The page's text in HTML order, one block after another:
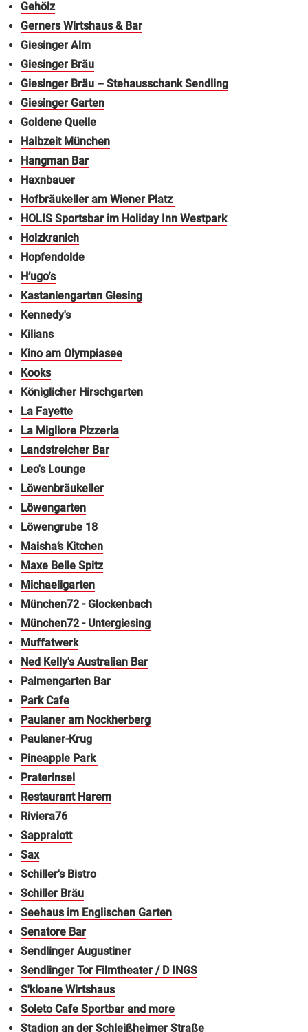
Gehölz
Gerners Wirtshaus & Bar
Giesinger Alm
Giesinger Bräu
Giesinger Bräu – Stehausschank Sendling
Giesinger Garten
Goldene Quelle
Halbzeit München
Hangman Bar
Haxnbauer
Hofbräukeller am Wiener Platz
HOLIS Sportsbar im Holiday Inn Westpark
Holzkranich
Hopfendolde
H’ugo‘s
Kastaniengarten Giesing
Kennedy's
Kilians
Kino am Olympiasee
Kooks
Königlicher Hirschgarten
La Fayette
La Migliore Pizzeria
Landstreicher Bar
Leo's Lounge
Löwenbräukeller
Löwengarten
Löwengrube 18
Maisha’s Kitchen
Maxe Belle Spitz
Michaeligarten
München72 - Glockenbach
München72 - Untergiesing
Muffatwerk
Ned Kelly's Australian Bar
Palmengarten Bar
Park Cafe
Paulaner am Nockherberg
Paulaner-Krug
Pineapple Park
Praterinsel
Restaurant Harem
Riviera76
Sappralott
Sax
Schiller's Bistro
Schiller Bräu
Seehaus im Englischen Garten
Senatore Bar
Sendlinger Augustiner
Sendlinger Tor Filmtheater / D INGS
S'kloane Wirtshaus
Soleto Cafe Sportbar and more
Stadion an der Schleißheimer Straße